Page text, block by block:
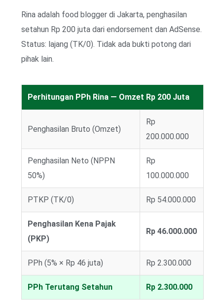
Rina adalah food blogger di Jakarta, penghasilan
setahun Rp 200 juta dari endorsement dan AdSense.
Status: lajang (TK/0). Tidak ada bukti potong dari
pihak lain.
Perhitungan PPh Rina — Omzet Rp 200 Juta
Penghasilan Bruto (Omzet)
Rp
200.000.000
Penghasilan Neto (NPPN
50%)
Rp
100.000.000
PTKP (TK/0) Rp 54.000.000
Penghasilan Kena Pajak
(PKP)
Rp 46.000.000
PPh (5% × Rp 46 juta) Rp 2.300.000
PPh Terutang Setahun Rp 2.300.000